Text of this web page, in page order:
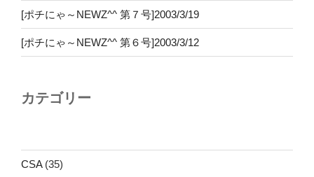
[ポチにゃ～NEWZ^^ 第７号]2003/3/19
[ポチにゃ～NEWZ^^ 第６号]2003/3/12
カテゴリー
CSA(35)